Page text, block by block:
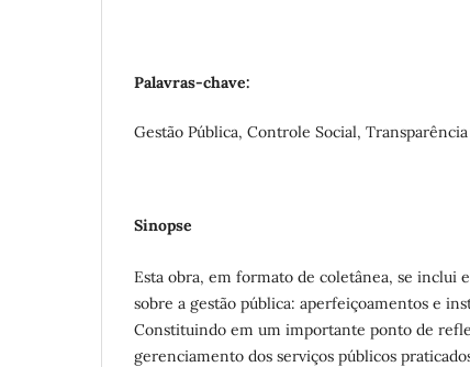
Palavras-chave:
Gestão Pública, Controle Social,
Sinopse
Esta obra, em formato de coletânea, se inclui
sobre a gestão pública: aperfeiçoamentos e
Constituindo em um importante ponto de
gerenciamento dos serviços públicos